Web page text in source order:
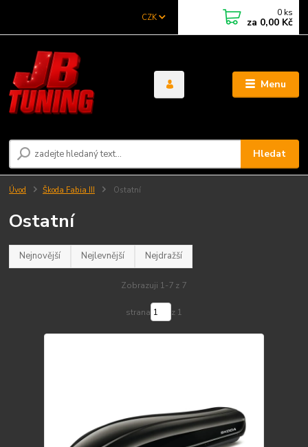
Menu
CZK
Hledat
0 ks
za 0,00 Kč
Úvod Škoda Fabia III Ostatní
Ostatní
Nejnovější Nejlevnější Nejdražší
Zobrazuji 1-7 z 7
strana z 1